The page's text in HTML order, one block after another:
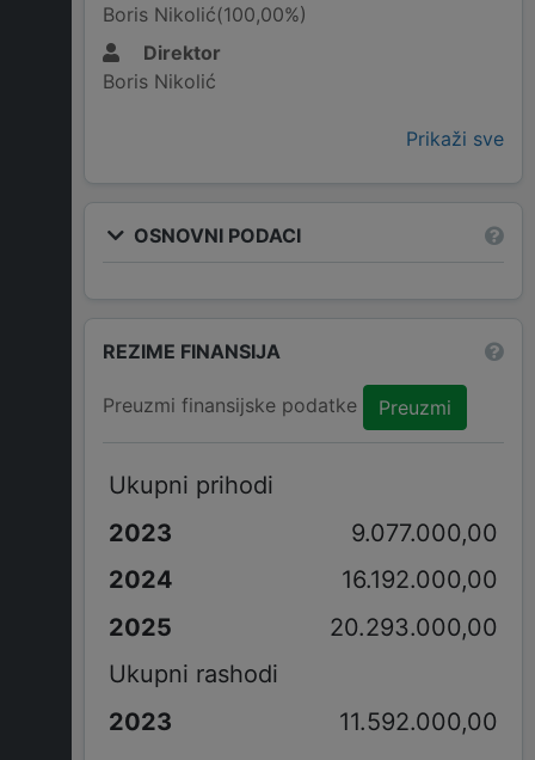
Boris Nikolić(100,00%)
Direktor
Boris Nikolić
Prikaži sve
OSNOVNI PODACI
REZIME FINANSIJA
Preuzmi finansijske podatke Preuzmi
Ukupni prihodi
9.077.000,00
16.192.000,00
20.293.000,00
Ukupni rashodi
11.592.000,00